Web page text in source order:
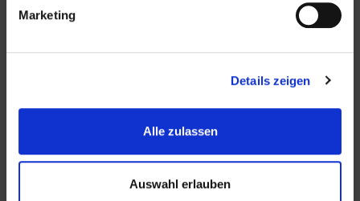
Marketing
Details zeigen
Alle zulassen
Auswahl erlauben